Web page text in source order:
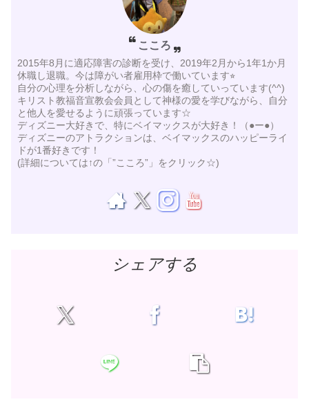
こころ
2015年8月に適応障害の診断を受け、2019年2月から1年1か月
休職し退職。今は障がい者雇用枠で働いています⭐︎
自分の心理を分析しながら、心の傷を癒していっています(^^)
キリスト教福音宣教会会員として神様の愛を学びながら、自分
と他人を愛せるように頑張っています☆
ディズニー大好きで、特にベイマックスが大好き！（●ー●）
ディズニーのアトラクションは、ベイマックスのハッピーライ
ドが1番好きです！
(詳細については↑の「”こころ”」をクリック☆)
シェアする